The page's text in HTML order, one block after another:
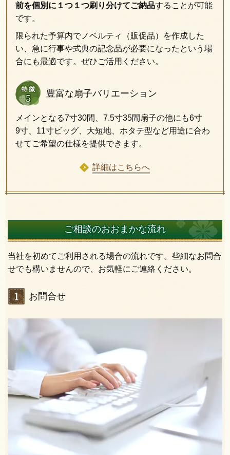
前を個別に１つ１つ刷り分けてご納品することが可能
です。
限られた予算内でノベルティ（販促品）を作成した
い、急に行事や式典の記念品が必要になったという場
合にも最適です。ぜひご活用ください。
豊富な扇子バリエーション
メインとなる7寸30間、7.5寸35間扇子の他にも6寸
9寸、11寸ビッグ、大短地、ホタテ型など用途に合わ
せてご希望の仕様を提供できます。
詳細はこちらへ
ご相談のおおまかな流れ
当社を初めてご利用される場合の流れです。​些細なお問合
せでも構いませんので、お気軽にご連絡ください。
お問合せ